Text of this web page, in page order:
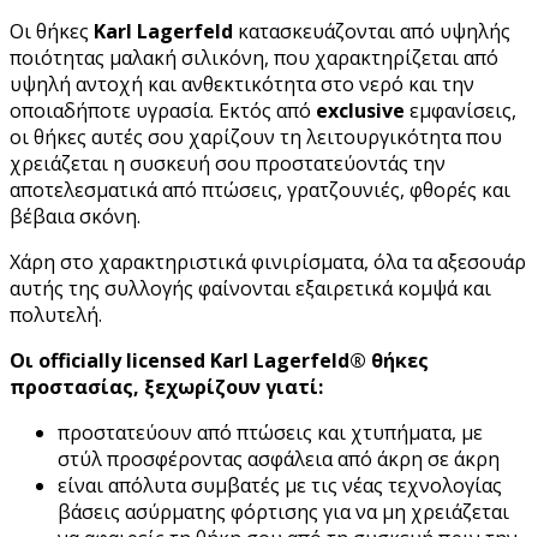
Οι θήκες Karl Lagerfeld κατασκευάζονται από υψηλής
ποιότητας μαλακή σιλικόνη, που χαρακτηρίζεται από
υψηλή αντοχή και ανθεκτικότητα στο νερό και την
οποιαδήποτε υγρασία. Εκτός από exclusive εμφανίσεις,
οι θήκες αυτές σου χαρίζουν τη λειτουργικότητα που
χρειάζεται η συσκευή σου προστατεύοντάς την
αποτελεσματικά από πτώσεις, γρατζουνιές, φθορές και
βέβαια σκόνη.
Χάρη στο χαρακτηριστικά φινιρίσματα, όλα τα αξεσουάρ
αυτής της συλλογής φαίνονται εξαιρετικά κομψά και
πολυτελή.
Οι officially licensed Karl Lagerfeld® θήκες
προστασίας, ξεχωρίζουν γιατί:
προστατεύουν από πτώσεις και χτυπήματα, με
στύλ προσφέροντας ασφάλεια από άκρη σε άκρη
είναι απόλυτα συμβατές με τις νέας τεχνολογίας
βάσεις ασύρματης φόρτισης για να μη χρειάζεται